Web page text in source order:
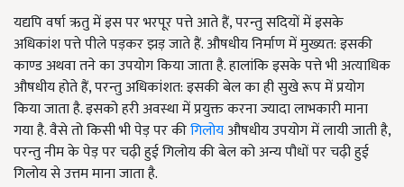
यद्यपि वर्षा ऋतु में इस पर भरपूर पत्ते आते हैं, परन्तु सदियों में इसके
अधिकांश पत्ते पीले पड़कर झड़ जाते हैं. औषधीय निर्माण में मुख्यत: इसकी
काण्ड अथवा तने का उपयोग किया जाता है. हालांकि इसके पत्ते भी अत्याधिक
औषधीय होते हैं, परन्तु अधिकांशत: इसकी बेल का ही सुखे रूप में प्रयोग
किया जाता है. इसको हरी अवस्था में प्रयुक्त करना ज्यादा लाभकारी माना
गया है. वैसे तो किसी भी पेड़ पर कीगिलोयऔषधीय उपयोग में लायी जाती है,
परन्तु नीम के पेड़ पर चढ़ी हुई गिलोय की बेल को अन्य पौधों पर चढ़ी हुई
गिलोय से उत्तम माना जाता है.